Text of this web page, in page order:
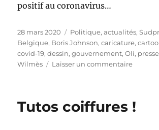
positif au coronavirus…
Publié
le
28 mars 2020 Catégories
Politique, actualités,
Belgique, Boris Johnson,caricature,
covid-19,dessin,gouvernement,Oli, presse
Wilmès
Laisser un commentairesur
jusqu’au
Tutos coiffures !